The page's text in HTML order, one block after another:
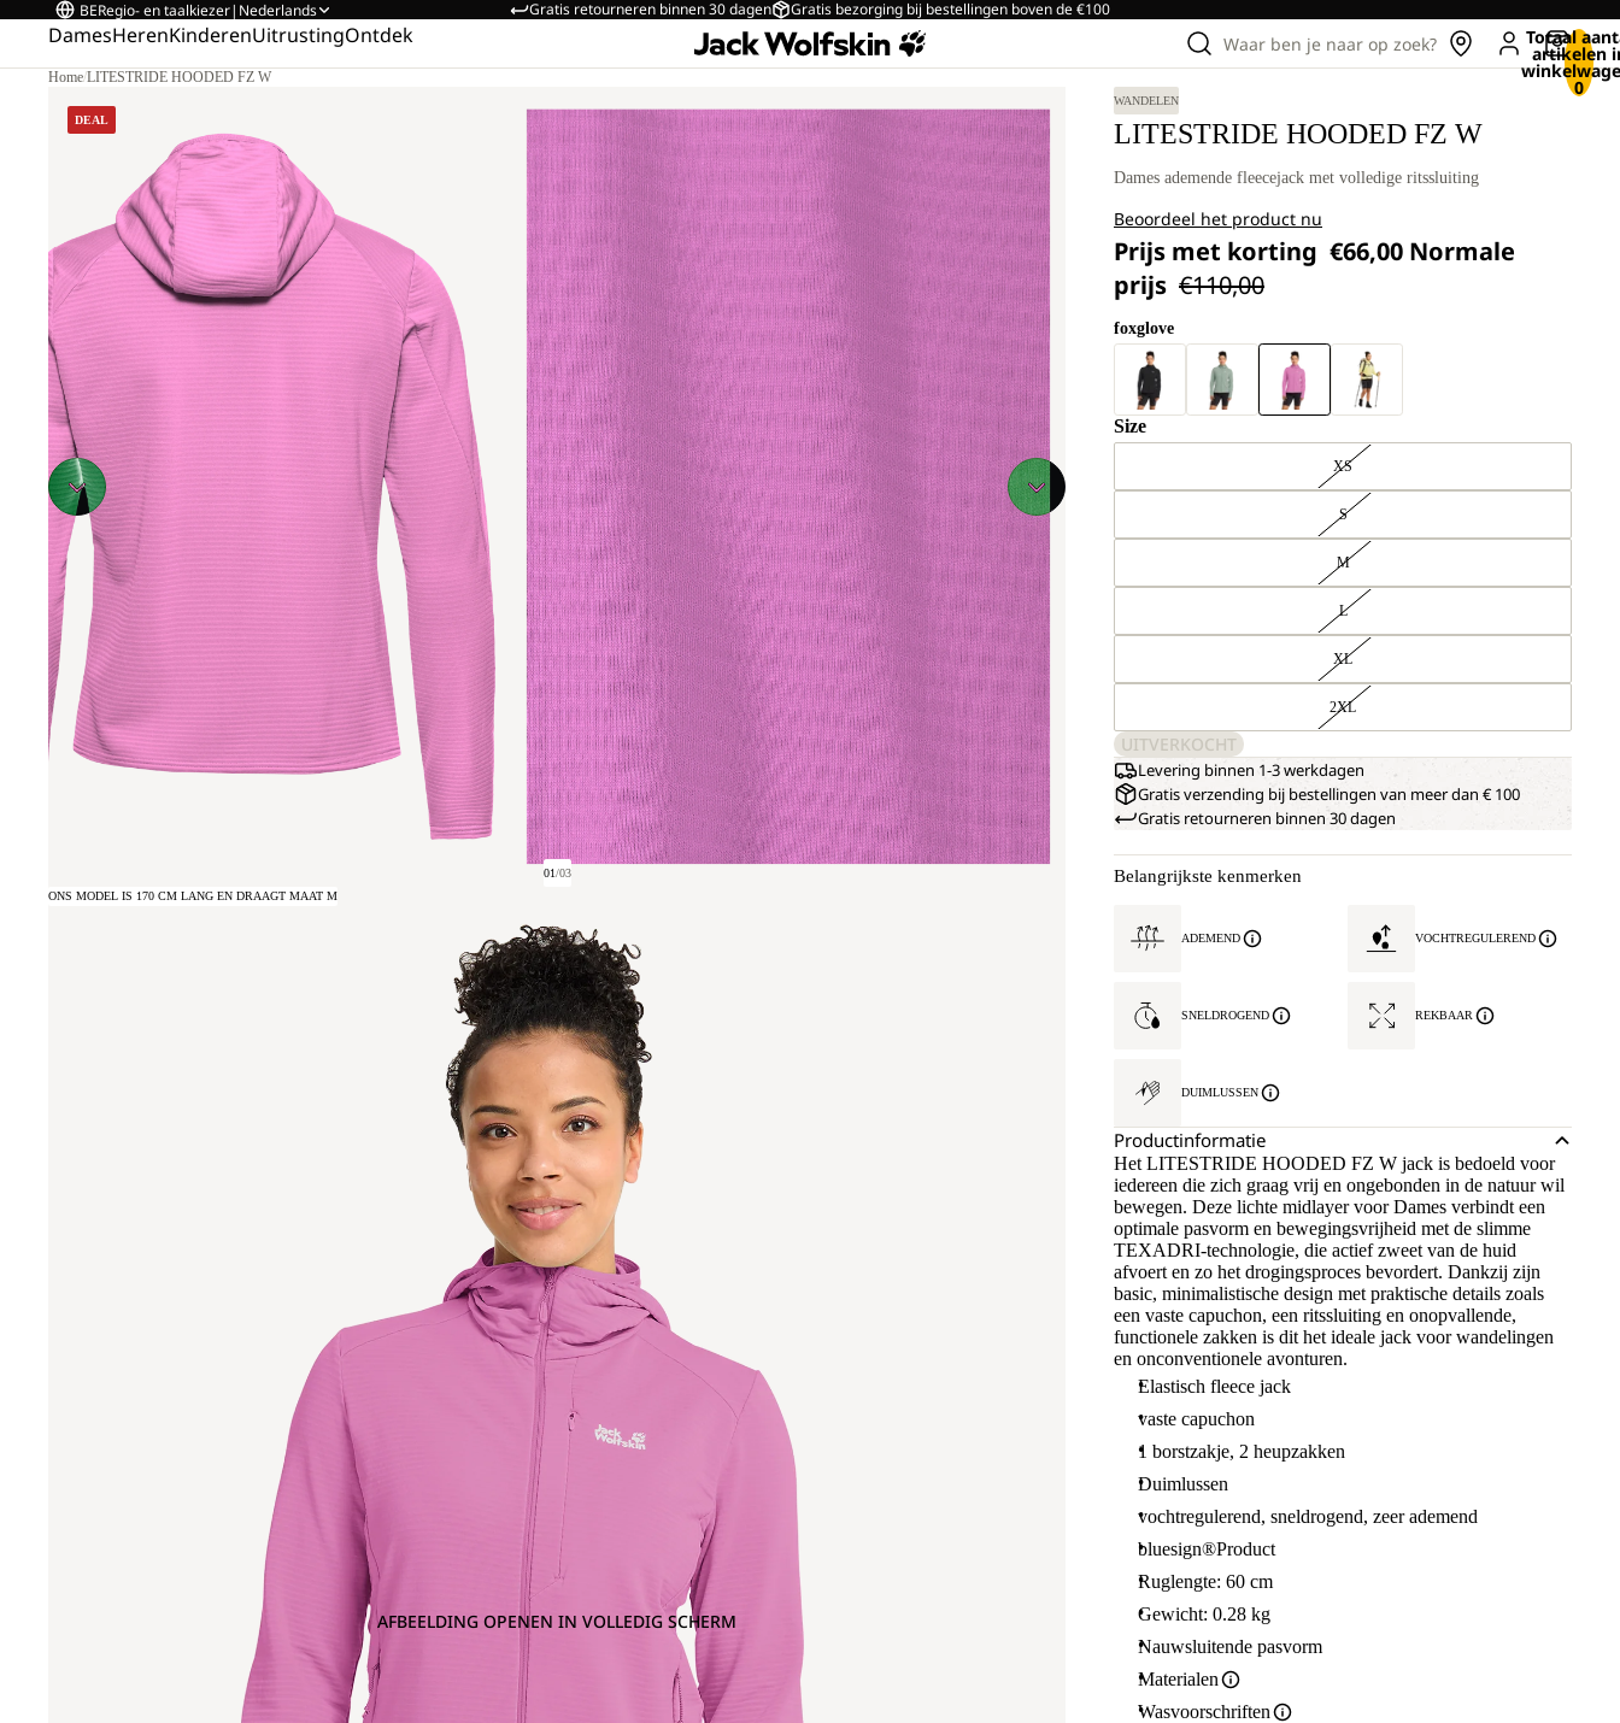
Gratis retourneren binnen 30 dagen Gratis bezorging bij bestellingen boven de €100
BERegio- en taalkiezer| Nederlands
DamesHerenKinderenUitrustingOntdek Waar ben je naar op zoek? Totaal
artikelen
0
Home/LITESTRIDE HOODED FZ W
DEAL
01/03
AFBEELDING OPENEN IN VOLLEDIG SCHERM
ONS MODEL IS 170 CM LANG EN DRAAGT MAAT M
WANDELEN
LITESTRIDE HOODED FZ W
Dames ademende fleecejack met volledige ritssluiting
Beoordeel het product nu
Prijs met korting €66,00 Normale
prijs €110,00
foxglove
Size
XS
S
M
L
XL
2XL
UITVERKOCHT
Levering binnen 1-3 werkdagen
Gratis verzending bij bestellingen van meer dan € 100
Gratis retourneren binnen 30 dagen
Belangrijkste kenmerken
ADEMEND VOCHTREGULEREND
SNELDROGEND REKBAAR
DUIMLUSSEN
Productinformatie
Het LITESTRIDE HOODED FZ W jack is bedoeld voor
iedereen die zich graag vrij en ongebonden in de natuur wil
bewegen. Deze lichte midlayer voor Dames verbindt een
optimale pasvorm en bewegingsvrijheid met de slimme
TEXADRI-technologie, die actief zweet van de huid
afvoert en zo het drogingsproces bevordert. Dankzij zijn
basic, minimalistische design met praktische details zoals
een vaste capuchon, een ritssluiting en onopvallende,
functionele zakken is dit het ideale jack voor wandelingen
en onconventionele avonturen.
Elastisch fleece jack
vaste capuchon
1 borstzakje, 2 heupzakken
Duimlussen
vochtregulerend, sneldrogend, zeer ademend
bluesign®Product
Ruglengte: 60 cm
Gewicht: 0.28 kg
Nauwsluitende pasvorm
Materialen
Wasvoorschriften